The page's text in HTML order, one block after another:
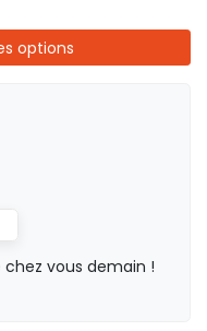
options
chez vous demain !